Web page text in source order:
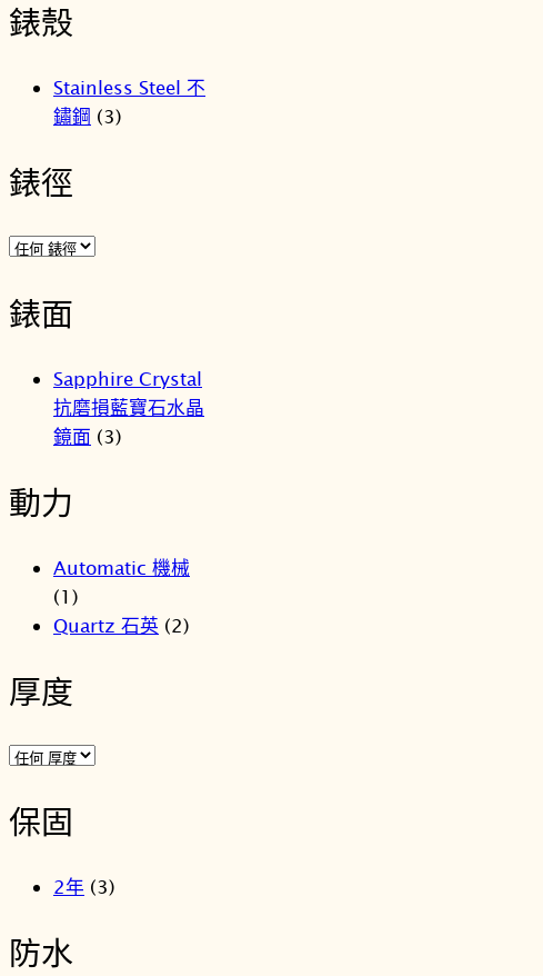
錶殼
Stainless Steel 不
鏽鋼 (3)
錶徑
錶面
Sapphire Crystal
抗磨損藍寶石水晶
鏡面 (3)
動力
Automatic 機械
(1)
Quartz 石英 (2)
厚度
保固
2年 (3)
防水